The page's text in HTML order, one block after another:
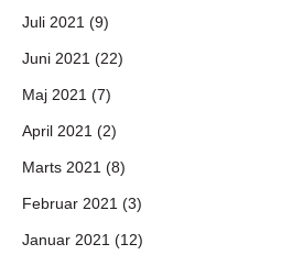
Juli 2021 (9)
Juni 2021 (22)
Maj 2021 (7)
April 2021 (2)
Marts 2021 (8)
Februar 2021 (3)
Januar 2021 (12)